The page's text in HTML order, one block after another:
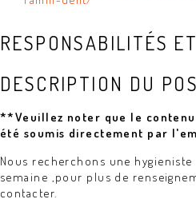
RESPONSABILITÉS
DESCRIPTION DU
**Veuillez noter que le
été soumis directement par
Nous recherchons une
semaine ,pour plus de
contacter.